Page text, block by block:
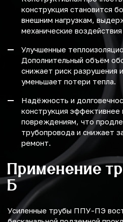
конструкция становится
внешним нагрузкам,
механические
Улучшенные
Дополнительный объём
снижает риск разрушения
уменьшает потери тепла.
Надёжность и
конструкция эффективнее
повреждениям, что
трубопровода и снижает
ремонт.
Применение
Б
Усиленные трубы ППУ-ПЭ